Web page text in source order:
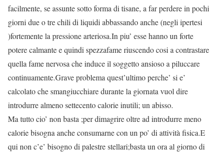
facilmente, se assunte sotto forma di tisane, a far perdere in pochi
giorni due o tre chili di liquidi abbassando anche (negli ipertesi
)fortemente la pressione arteriosa.In piu’ esse hanno un forte
potere calmante e quindi spezzafame riuscendo cosi a contrastare
quella fame nervosa che induce il soggetto ansioso a piluccare
continuamente.Grave problema quest’ultimo perche’ si e’
calcolato che smangiucchiare durante la giornata vuol dire
introdurre almeno settecento calorie inutili; un abisso.
Ma tutto cio’ non basta ;per dimagrire oltre ad introdurre meno
calorie bisogna anche consumarne con un po’ di attività fisica.E
qui non c’e’ bisogno di palestre stellari;basta un ora al giorno di